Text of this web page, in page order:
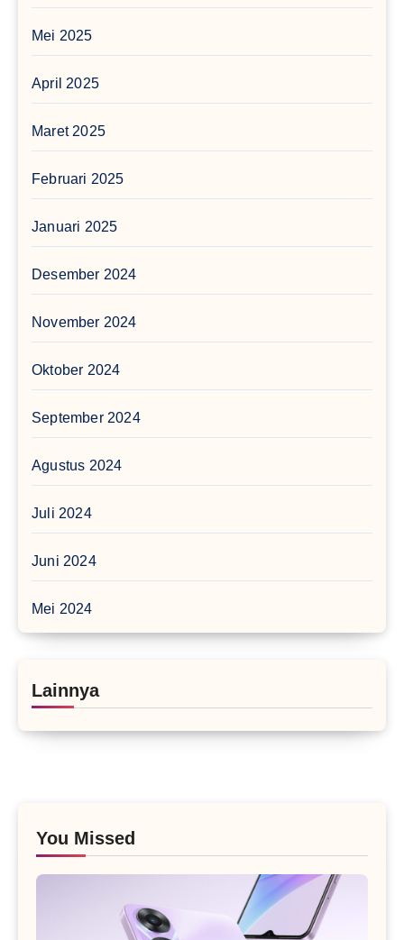
Mei 2025
April 2025
Maret 2025
Februari 2025
Januari 2025
Desember 2024
November 2024
Oktober 2024
September 2024
Agustus 2024
Juli 2024
Juni 2024
Mei 2024
Lainnya
You Missed